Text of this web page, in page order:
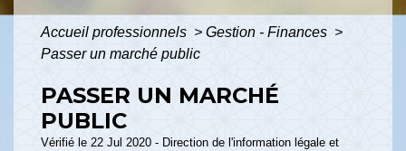
Accueil professionnels > Gestion - Finances >
Passer un marché public
PASSER UN MARCHÉ
PUBLIC
Vérifié le 22 Jul 2020 - Direction de l'information légale et